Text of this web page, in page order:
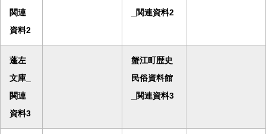
関連
資料2
_関連資料2
蓬左
文庫_
関連
資料3
蟹江町歴史
民俗資料館
_関連資料3